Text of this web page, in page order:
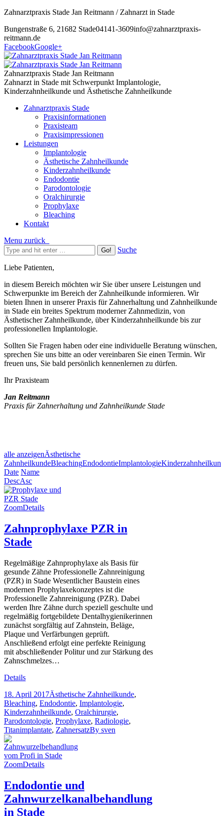
Zahnarztpraxis Stade Jan Reitmann / Zahnarzt in Stade
Bungenstraße 6, 21682 Stade04141-3609info@zahnarztpraxis-
reitmann.de
FacebookGoogle+
Zahnarztpraxis Stade Jan Reitmann
Zahnarzt in Stade mit Schwerpunkt Implantologie,
Kinderzahnheilkunde und Ästhetische Zahnheilkunde
Zahnarztpraxis Stade
Praxisinformationen
Praxisteam
Praxisimpressionen
Leistungen
Implantologie
Ästhetische Zahnheilkunde
Kinderzahnheilkunde
Endodontie
Parodontologie
Oralchirurgie
Prophylaxe
Bleaching
Kontakt
Menu zurück
Suche
Liebe Patienten,
in diesem Bereich möchten wir Sie über unsere Leistungen und
Schwerpunkte im Bereich der Zahnheilkunde informieren. Wir
bieten Ihnen in unserer Praxis für Zahnerhaltung und Zahnheilkunde
in Stade ein breites Spektrum moderner Zahnmedizin, von
Ästhetischer Zahnheilkunde, über Kinderzahnheilkunde bis zur
professionellen Implantologie.
Sollten Sie Fragen haben oder eine individuelle Beratung wünschen,
sprechen Sie uns bitte an oder vereinbaren Sie einen Termin. Wir
freuen uns, Sie bald persönlich kennenlernen zu dürfen.
Ihr Praxisteam
Jan Reitmann
Praxis für Zahnerhaltung und Zahnheilkunde Stade
alle anzeigenÄsthetische
ZahnheilkundeBleachingEndodontieImplantologie
Date Name
DescAsc
ZoomDetails
Zahnprophylaxe PZR in
Stade
Regelmäßige Zahnprophylaxe als Basis für
gesunde Zähne Professionelle Zahnreinigung
(PZR) in Stade Wesentlicher Baustein eines
modernen Prophylaxekonzeptes ist die
Professionelle Zahnreinigung (PZR). Dabei
werden Ihre Zähne durch speziell geschulte und
regelmäßig fortgebildete Dentalhygienikerinnen
zunächst sorgfältig auf Zahnstein, Beläge,
Plaque und Verfärbungen geprüft.
Anschließend erfolgt eine perfekte Reinigung
mit abschließender Politur und zur Stärkung des
Zahnschmelzes…
Details
18. April 2017Ästhetische Zahnheilkunde,
Bleaching, Endodontie, Implantologie,
Kinderzahnheilkunde, Oralchirurgie,
Parodontologie, Prophylaxe, Radiologie,
Titanimplantate, ZahnersatzBy sven
ZoomDetails
Endodontie und
Zahnwurzelkanalbehandlung
in Stade